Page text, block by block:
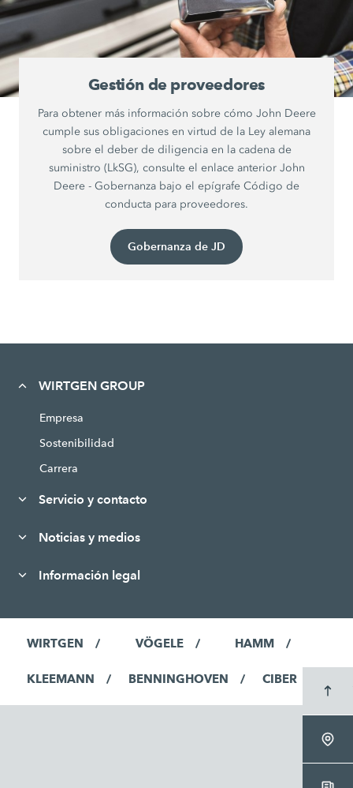
Gestión de proveedores
Para obtener más información sobre cómo John Deere
cumple sus obligaciones en virtud de la Ley alemana
sobre el deber de diligencia en la cadena de
suministro (LkSG), consulte el enlace anterior John
Deere - Gobernanza bajo el epígrafe Código de
conducta para proveedores.
Gobernanza de JD
WIRTGEN GROUP
Empresa
Sostenibilidad
Carrera
Servicio y contacto
Noticias y medios
Información legal
WIRTGEN VÖGELE HAMM
KLEEMANN BENNINGHOVEN CIBER